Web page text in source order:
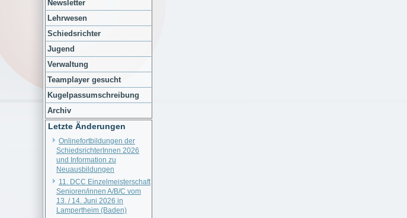
Newsletter
Lehrwesen
Schiedsrichter
Jugend
Verwaltung
Teamplayer gesucht
Kugelpassumschreibung
Archiv
Letzte Änderungen
Onlinefortbildungen der
SchiedsrichterInnen 2026
und Information zu
Neuausbildungen
11. DCC Einzelmeisterschaft
Senioren/innen A/B/C vom
13. / 14. Juni 2026 in
Lampertheim (Baden)